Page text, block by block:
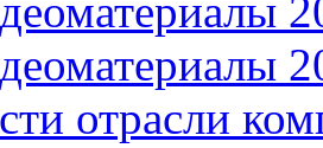
отрасли